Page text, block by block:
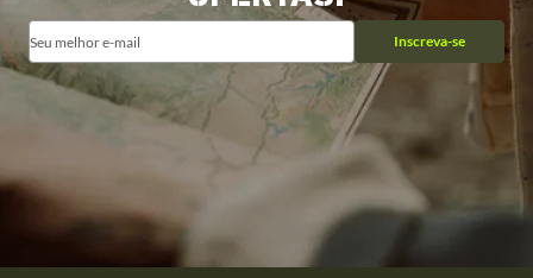
Inscreva-se